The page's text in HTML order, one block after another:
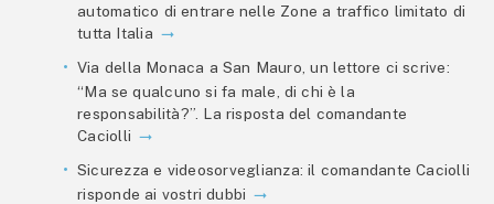
automatico di entrare nelle Zone a traffico limitato di
tutta Italia
Via della Monaca a San Mauro, un lettore ci scrive:
“Ma se qualcuno si fa male, di chi è la
responsabilità?”. La risposta del comandante
Caciolli
Sicurezza e videosorveglianza: il comandante Caciolli
risponde ai vostri dubbi